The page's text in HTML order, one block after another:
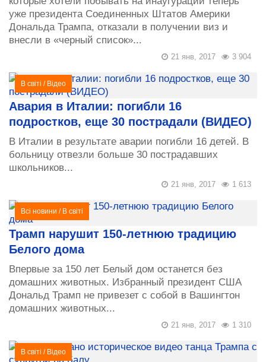
уже президента Соединенных Штатов Америки
Дональда Трампа, отказали в получении виз и
внесли в «черный список»...
3 904
21 янв, 2017
В світі / Відео
Авария в Италии: погибли 16
подростков, еще 30 пострадали (ВИДЕО)
В Италии в результате аварии погибли 16 детей. В
больницу отвезли больше 30 пострадавших
школьников...
1 613
21 янв, 2017
Всі новини / В світі
Трамп нарушит 150-летнюю традицию
Белого дома
Впервые за 150 лет Белый дом останется без
домашних животных. Избранный президент США
Дональд Трамп не привезет с собой в Вашингтон
домашних животных...
1 310
21 янв, 2017
В світі / Відео